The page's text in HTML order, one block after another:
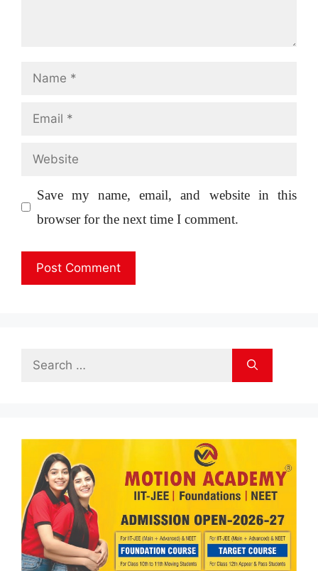
Name
Email
Website
Save my name, email, and website in this
browser for the next time I comment.
Search